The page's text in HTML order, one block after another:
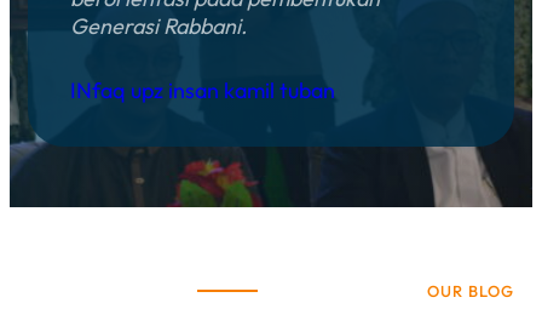
Generasi Rabbani.
INfaq upz insan kamil tuban
OUR BLOG